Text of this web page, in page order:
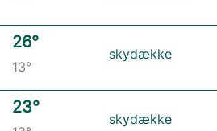
26°
13°
skydække
23°
skydække